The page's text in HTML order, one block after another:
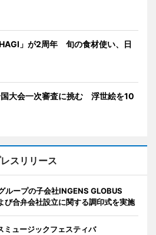
」が2周年 旬の食材使い、日
大会一次審査に挑む 浮世絵を10
スリリース
ループの子会社INGENS GLOBUS
び合弁会社設立に関する調印式を実施
ミュージックフェスティバ